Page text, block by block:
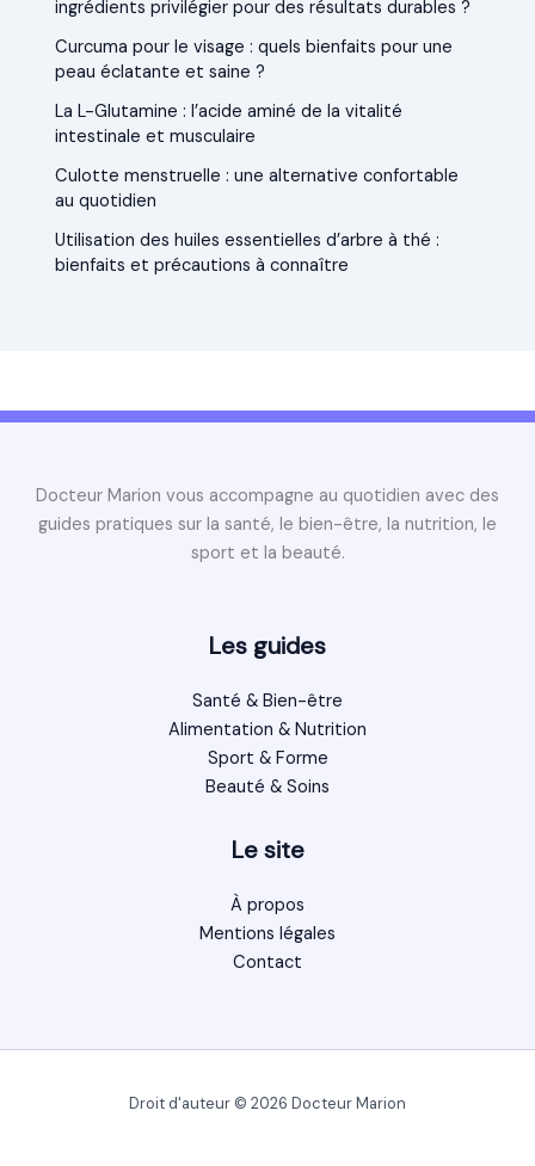
ingrédients privilégier pour des résultats durables ?
Curcuma pour le visage : quels bienfaits pour une
peau éclatante et saine ?
La L-Glutamine : l’acide aminé de la vitalité
intestinale et musculaire
Culotte menstruelle : une alternative confortable
au quotidien
Utilisation des huiles essentielles d’arbre à thé :
bienfaits et précautions à connaître
Docteur Marion vous accompagne au quotidien avec des
guides pratiques sur la santé, le bien-être, la nutrition, le
sport et la beauté.
Les guides
Santé & Bien-être
Alimentation & Nutrition
Sport & Forme
Beauté & Soins
Le site
À propos
Mentions légales
Contact
Droit d'auteur © 2026 Docteur Marion